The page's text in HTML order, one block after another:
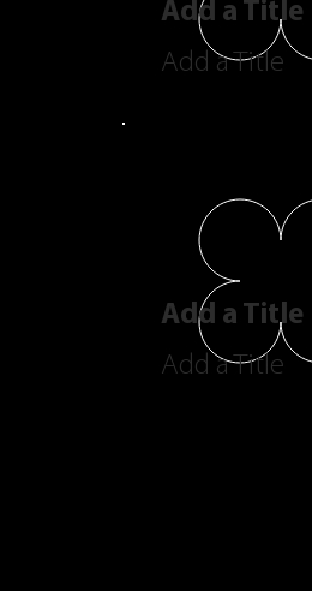
Add a Title
Add a Title
Add a Title
Add a Title